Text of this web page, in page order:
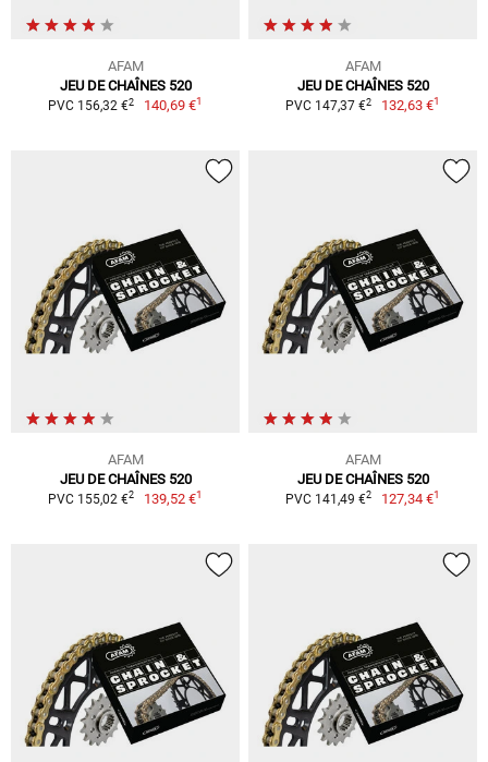
AFAM
JEU DE CHAÎNES 520
PVC 156,32 €2 140,69 €1
AFAM
JEU DE CHAÎNES 520
PVC 147,37 €2 132,63 €1
AFAM
JEU DE CHAÎNES 520
PVC 155,02 €2 139,52 €1
AFAM
JEU DE CHAÎNES 520
PVC 141,49 €2 127,34 €1